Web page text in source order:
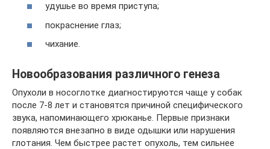
удушье во время приступа;
покраснение глаз;
чихание.
Новообразования различного генеза
Опухоли в носоглотке диагностируются чаще у собак
после 7-8 лет и становятся причиной специфического
звука, напоминающего хрюканье. Первые признаки
появляются внезапно в виде одышки или нарушения
глотания. Чем быстрее растет опухоль, тем сильнее